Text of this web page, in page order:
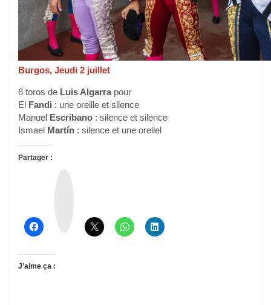
Burgos, Jeudi 2 juillet
6 toros de Luis Algarrapour
El Fandi : une oreille et silence
Manuel Escribano : silence et silence
Ismael Martín : silence et une oreilel
Partager :
J’aime ça :